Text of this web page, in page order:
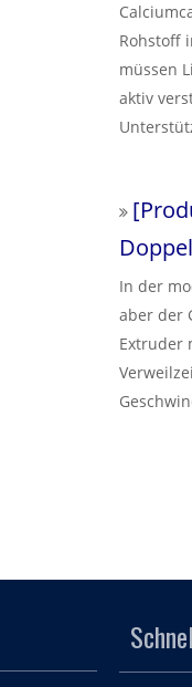
Rohstoff
müssen
aktiv
[
In der
aber der
Extruder